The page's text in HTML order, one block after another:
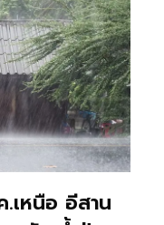
เหนือ อีสาน